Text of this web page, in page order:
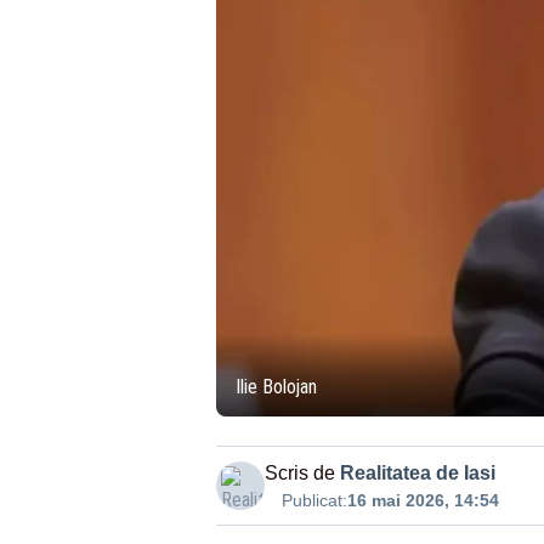
Ilie Bolojan
Scris de Realitatea de Iasi
Publicat:16 mai 2026, 14:54